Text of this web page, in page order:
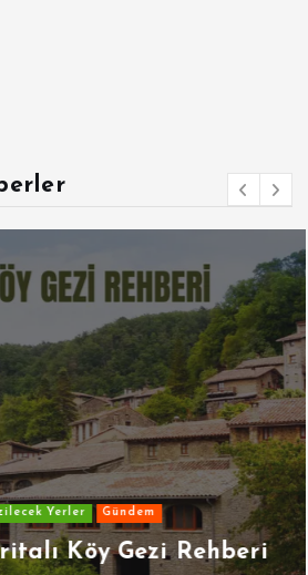
Yerler Gündem
Köy Gezi Rehberi